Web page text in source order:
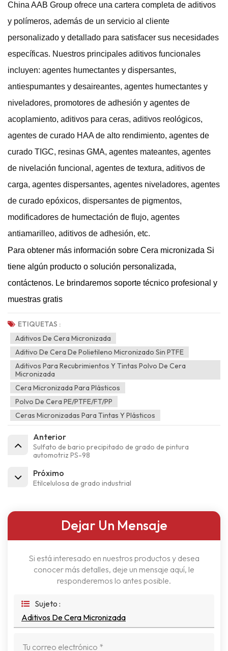
China AAB Group ofrece una cartera completa de aditivos
y polímeros, además de un servicio al cliente
personalizado y detallado para satisfacer sus necesidades
específicas. Nuestros principales aditivos funcionales
incluyen: agentes humectantes y dispersantes,
antiespumantes y desaireantes, agentes humectantes y
niveladores, promotores de adhesión y agentes de
acoplamiento, aditivos para ceras, aditivos reológicos,
agentes de curado HAA de alto rendimiento, agentes de
curado TIGC, resinas GMA, agentes mateantes, agentes
de nivelación funcional, agentes de textura, aditivos de
carga, agentes dispersantes, agentes niveladores, agentes
de curado epóxicos, dispersantes de pigmentos,
modificadores de humectación de flujo, agentes
antiamarilleo, aditivos de adhesión, etc.
Para obtener más información sobre Cera micronizada Si
tiene algún producto o solución personalizada,
contáctenos. Le brindaremos soporte técnico profesional y
muestras gratis
ETIQUETAS :
Aditivos De Cera Micronizada
Aditivo De Cera De Polietileno Micronizado Sin PTFE
Aditivos Para Recubrimientos Y Tintas Polvo De Cera
Micronizada
Cera Micronizada Para Plásticos
Polvo De Cera PE/PTFE/FT/PP
Ceras Micronizadas Para Tintas Y Plásticos
Anterior
Sulfato de bario precipitado de grado de pintura
automotriz PS-98
Próximo
Etilcelulosa de grado industrial
Dejar Un Mensaje
Si está interesado en nuestros productos y desea
conocer más detalles, deje un mensaje aquí, le
responderemos lo antes posible.
Sujeto :
Aditivos De Cera Micronizada